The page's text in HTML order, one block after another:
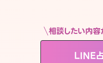
相談したい内
LINE